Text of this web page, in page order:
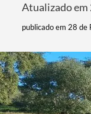
Atualizado
publicado em 28